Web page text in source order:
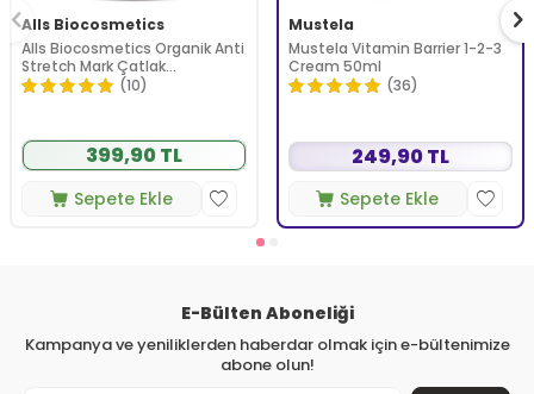
Alls Biocosmetics
Alls Biocosmetics Organik Anti
Stretch Mark Çatlak
Önlemeye Yardımcı Jel 350 ml
(10)
399,90 TL
Sepete Ekle
Mustela
Mustela Vitamin Barrier 1-2-3
Cream 50ml
(36)
249,90 TL
Sepete Ekle
E-Bülten Aboneliği
Kampanya ve yeniliklerden haberdar olmak için e-bültenimize
abone olun!